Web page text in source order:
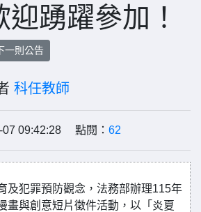
踴躍參加！
一則公告
科任教師
07 09:42:28 點閱： 62
及犯罪預防觀念，法務部辦理115年
畫與創意短片徵件活動，以「炎夏